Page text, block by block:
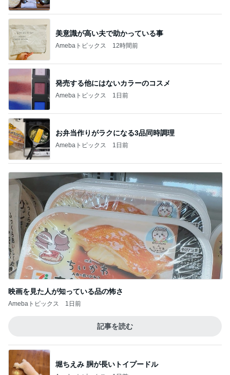
美意識が高い夫で助かっている事
Amebaトピックス 12時間前
発売する他にはないカラーのコスメ
Amebaトピックス 1日前
お弁当作りがラクになる3品同時調理
Amebaトピックス 1日前
映画を見た人が知っている品の怖さ
Amebaトピックス 1日前
記事を読む
堀ちえみ 胴が長いトイプードル